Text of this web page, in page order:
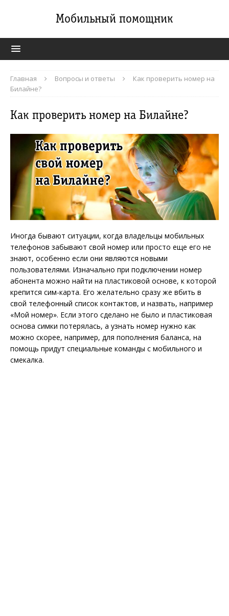
Мобильный помощник
Главная Вопросы и ответы
Как проверить номер на
Билайне?
Как проверить номер на Билайне?
Иногда бывают ситуации, когда владельцы мобильных
телефонов забывают свой номер или просто еще его не
знают, особенно если они являются новыми
пользователями. Изначально при подключении номер
абонента можно найти на пластиковой основе, к которой
крепится сим-карта. Его желательно сразу же вбить в
свой телефонный список контактов, и назвать, например
«Мой номер». Если этого сделано не было и пластиковая
основа симки потерялась, а узнать номер нужно как
можно скорее, например, для пополнения баланса, на
помощь придут специальные команды с мобильного и
смекалка.